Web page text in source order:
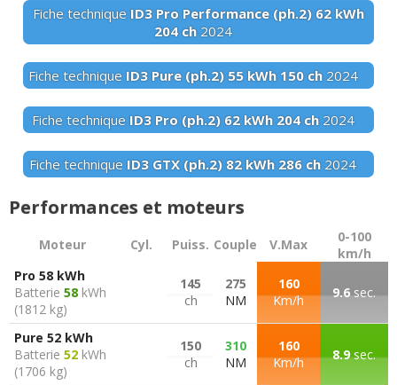
Fiche technique ID3 Pro Performance (ph.2) 62 kWh
204 ch2024
Fiche technique ID3 Pure (ph.2) 55 kWh150 ch2024
Fiche technique ID3 Pro (ph.2) 62 kWh204 ch2024
Fiche technique ID3 GTX (ph.2) 82 kWh 286 ch 2024
Performances et moteurs
Moteur Cyl. Puiss. Couple V.Max
0-100
km/h
Pro 58 kWh
Batterie 58 kWh
(1812 kg)
145
ch
275
NM
160
Km/h
9.6 sec.
Pure 52 kWh
Batterie 52 kWh
(1706 kg)
150
ch
310
NM
160
Km/h
8.9sec.